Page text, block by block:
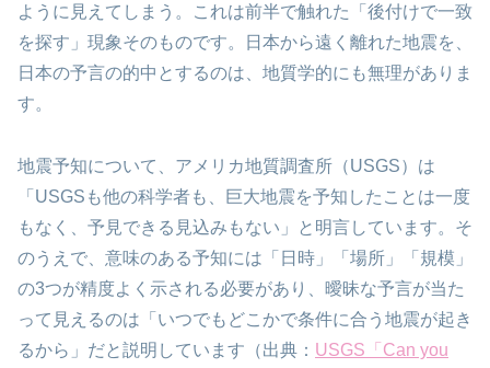
ように見えてしまう。これは前半で触れた「後付けで一致
を探す」現象そのものです。日本から遠く離れた地震を、
日本の予言の的中とするのは、地質学的にも無理がありま
す。
地震予知について、アメリカ地質調査所（USGS）は
「USGSも他の科学者も、巨大地震を予知したことは一度
もなく、予見できる見込みもない」と明言しています。そ
のうえで、意味のある予知には「日時」「場所」「規模」
の3つが精度よく示される必要があり、曖昧な予言が当た
って見えるのは「いつでもどこかで条件に合う地震が起き
るから」だと説明しています（出典： USGS「Can you